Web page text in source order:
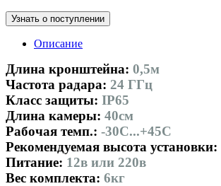
Узнать о поступлении
Описание
Длина кронштейна: 0,5м
Частота радара: 24 ГГц
Класс защиты: IP65
Длина камеры: 40см
Рабочая темп.: -30С...+45С
Рекомендуемая высота установки:
Питание: 12в или 220в
Вес комплекта: 6кг